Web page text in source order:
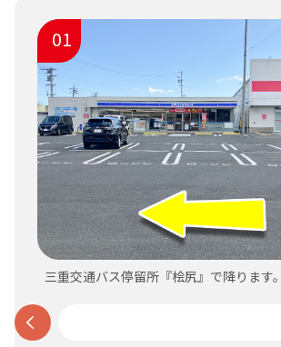
01
三重交通バス停留所『桧尻』で降ります。